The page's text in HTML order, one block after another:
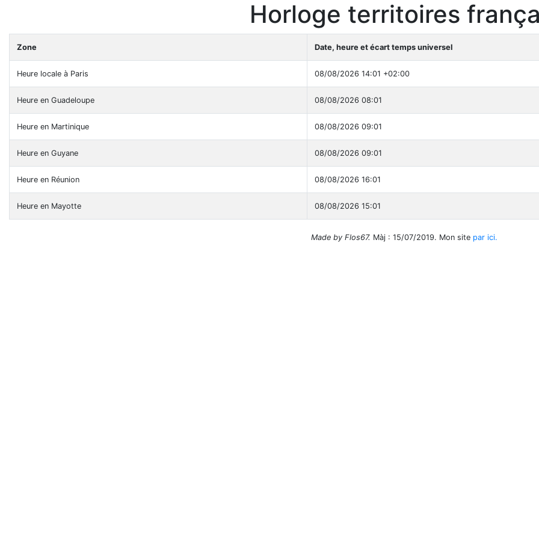
Horloge territoires
Zone Date, heure et écart temps universel
Heure locale à Paris 08/08/2026 14:01 +02:00
Heure en Guadeloupe 08/08/2026 08:01
Heure en Martinique 08/08/2026 09:01
Heure en Guyane 08/08/2026 09:01
Heure en Réunion 08/08/2026 16:01
Heure en Mayotte 08/08/2026 15:01
Made by Flos67. Màj : 15/07/2019. Mon site par ici.